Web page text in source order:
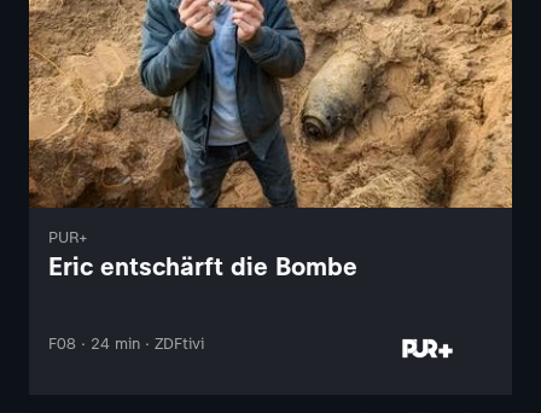
PUR+
Eric entschärft die Bombe
F08 · 24 min · ZDFtivi